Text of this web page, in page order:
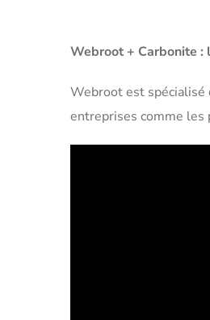
Webroot + Carbonite :
Webroot est spécialisé
entreprises comme les